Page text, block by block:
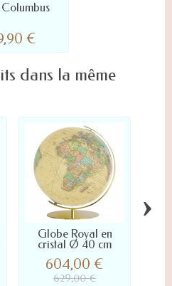
Columbus
€
dans la même
Globe Royal en
cristal Ø 40 cm
604,00 €
629,00 €
›